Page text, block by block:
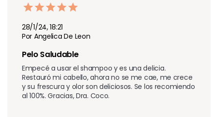
28/1/24, 18:21
Por Angelica De Leon
Pelo Saludable
Empecé a usar el shampoo y es una delicia.
Restauró mi cabello, ahora no se me cae, me crece
y su frescura y olor son deliciosos. Se los recomiendo
al 100%. Gracias, Dra. Coco.